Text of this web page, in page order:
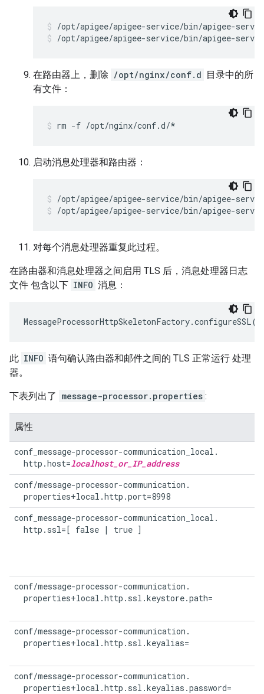
/opt/apigee/apigee-service/bin/apigee-
在路由器上，删除 /opt/nginx/conf.d 目录中的所
有文件：
rm -f /opt/nginx/conf.d/*
启动消息处理器和路由器：
/opt/apigee/apigee-service/bin/apigee-
对每个消息处理器重复此过程。
在路由器和消息处理器之间启用 TLS 后，消息处理器日志
文件 包含以下 INFO 消息：
MessageProcessorHttpSkeletonFactory.configureSSL()
此 INFO 语句确认路由器和邮件之间的 TLS 正常运行 处理
器。
下表列出了 message-processor.properties :
属性
conf_message-processor-communication_local.
  http.host=
localhost_or_IP_address
conf/message-processor-communication.
  properties+local.http.port=8998
conf_message-processor-communication_local.
  http.ssl=[ false | true ]
conf/message-processor-communication.
  properties+local.http.ssl.keystore.path=
conf/message-processor-communication.
  properties+local.http.ssl.keyalias=
conf/message-processor-communication.
  properties+local.http.ssl.keyalias.password=